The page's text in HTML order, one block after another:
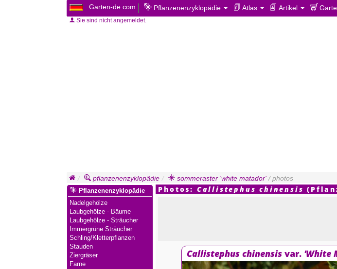
Garten-de.com Pflanzenenzyklopädie Atlas Artikel
Sie sind nicht angemeldet.
pflanzenenzyklopädie sommeraster 'white matador' / photos
Photos: Callistephus chinensis
Callistephus chinensis var. 'White
Pflanzenenzyklopädie
Nadelgehölze
Laubgehölze - Bäume
Laubgehölze - Sträucher
Immergrüne Sträucher
Schling/Kletterpflanzen
Stauden
Ziergräser
Farne